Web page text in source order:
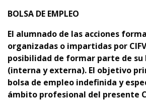
BOLSA DE EMPLEO
El alumnado de las acciones
organizadas o impartidas por
posibilidad de formar parte de su
(interna y externa). El objetivo
bolsa de empleo indefinida y
ámbito profesional del presente